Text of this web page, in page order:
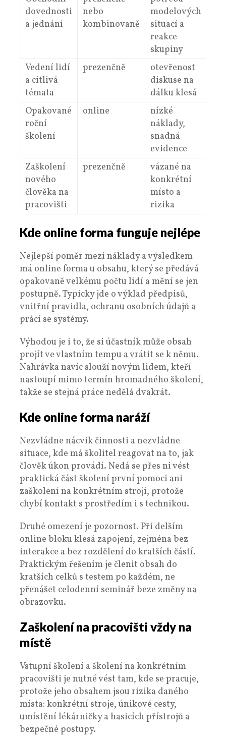
dovednosti
a jednání
nebo
kombinovaně
modelových
situací a
reakce
skupiny
Vedení lidí
a citlivá
témata
prezenčně
otevřenost
diskuse na
dálku klesá
Opakované
roční
školení
online
nízké
náklady,
snadná
evidence
Zaškolení
nového
člověka na
pracovišti
prezenčně
vázané na
konkrétní
místo a
rizika
Kde online forma funguje nejlépe
Nejlepší poměr mezi náklady a výsledkem
má online forma u obsahu, který se předává
opakovaně velkému počtu lidí a mění se jen
postupně. Typicky jde o výklad předpisů,
vnitřní pravidla, ochranu osobních údajů a
práci se systémy.
Výhodou je i to, že si účastník může obsah
projít ve vlastním tempu a vrátit se k němu.
Nahrávka navíc slouží novým lidem, kteří
nastoupí mimo termín hromadného školení,
takže se stejná práce nedělá dvakrát.
Kde online forma naráží
Nezvládne nácvik činnosti a nezvládne
situace, kde má školitel reagovat na to, jak
člověk úkon provádí. Nedá se přes ni vést
praktická část školení první pomoci ani
zaškolení na konkrétním stroji, protože
chybí kontakt s prostředím i s technikou.
Druhé omezení je pozornost. Při delším
online bloku klesá zapojení, zejména bez
interakce a bez rozdělení do kratších částí.
Praktickým řešením je členit obsah do
kratších celků s testem po každém, ne
přenášet celodenní seminář beze změny na
obrazovku.
Zaškolení na pracovišti vždy na
místě
Vstupní školení a školení na konkrétním
pracovišti je nutné vést tam, kde se pracuje,
protože jeho obsahem jsou rizika daného
místa: konkrétní stroje, únikové cesty,
umístění lékárničky a hasicích přístrojů a
bezpečné postupy.